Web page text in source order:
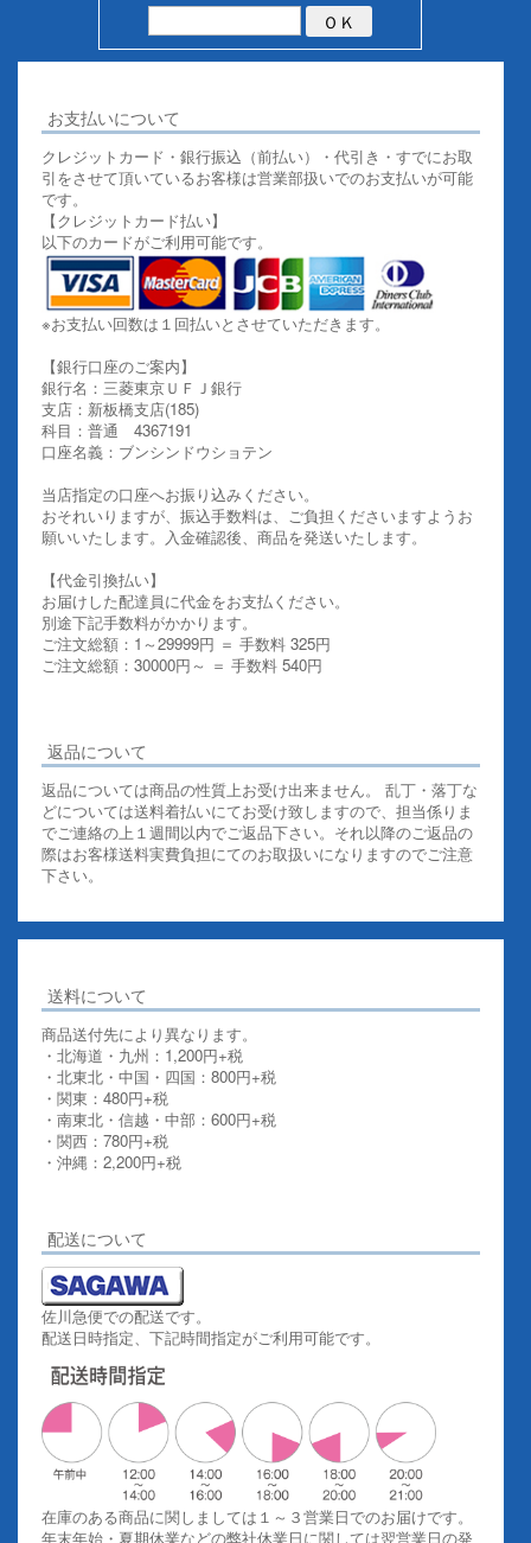
お支払いについて
クレジットカード・銀行振込（前払い）・代引き・すでにお取
引をさせて頂いているお客様は営業部扱いでのお支払いが可能
です。
【クレジットカード払い】
以下のカードがご利用可能です。
※お支払い回数は１回払いとさせていただきます。
【銀行口座のご案内】
銀行名：三菱東京ＵＦＪ銀行
支店：新板橋支店(185)
科目：普通 4367191
口座名義：ブンシンドウショテン
当店指定の口座へお振り込みください。
おそれいりますが、振込手数料は、ご負担くださいますようお
願いいたします。入金確認後、商品を発送いたします。
【代金引換払い】
お届けした配達員に代金をお支払ください。
別途下記手数料がかかります。
ご注文総額：1～29999円 ＝ 手数料 325円
ご注文総額：30000円～ ＝ 手数料 540円
返品について
返品については商品の性質上お受け出来ません。 乱丁・落丁な
どについては送料着払いにてお受け致しますので、担当係りま
でご連絡の上１週間以内でご返品下さい。それ以降のご返品の
際はお客様送料実費負担にてのお取扱いになりますのでご注意
下さい。
送料について
商品送付先により異なります。
・北海道・九州：1,200円+税
・北東北・中国・四国：800円+税
・関東：480円+税
・南東北・信越・中部：600円+税
・関西：780円+税
・沖縄：2,200円+税
配送について
佐川急便での配送です。
配送日時指定、下記時間指定がご利用可能です。
在庫のある商品に関しましては１～３営業日でのお届けです。
年末年始・夏期休業などの弊社休業日に関しては翌営業日の発